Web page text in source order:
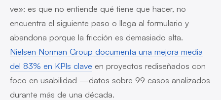
ve»: es que no entiende qué tiene que hacer, no
encuentra el siguiente paso o llega al formulario y
abandona porque la fricción es demasiado alta.
Nielsen Norman Group documenta una mejora media
del 83% en KPIs clave en proyectos rediseñados con
foco en usabilidad —datos sobre 99 casos analizados
durante más de una década.